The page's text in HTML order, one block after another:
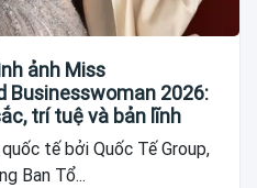
ảnh Miss
Businesswoman 2026:
trí tuệ và bản lĩnh
tế bởi Quốc Tế Group,
Ban Tổ...